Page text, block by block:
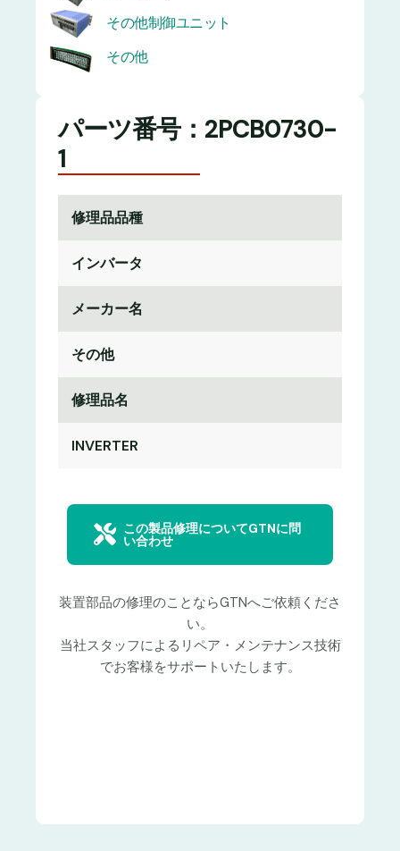
その他制御ユニット
その他
パーツ番号：2PCB0730-
1
修理品品種
インバータ
メーカー名
その他
修理品名
INVERTER
この製品修理についてGTNに問
い合わせ
装置部品の修理のことならGTNへご依頼くださ
い。
当社スタッフによるリペア・メンテナンス技術
でお客様をサポートいたします。